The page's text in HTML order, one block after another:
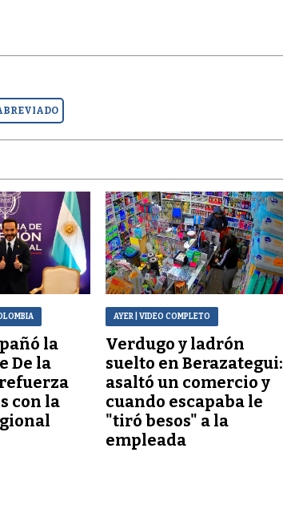
la
De la
con la
AYER | VIDEO COMPLETO
Verdugo y ladrón
suelto en Berazategui:
asaltó un comercio y
cuando escapaba le
"tiró besos" a la
empleada